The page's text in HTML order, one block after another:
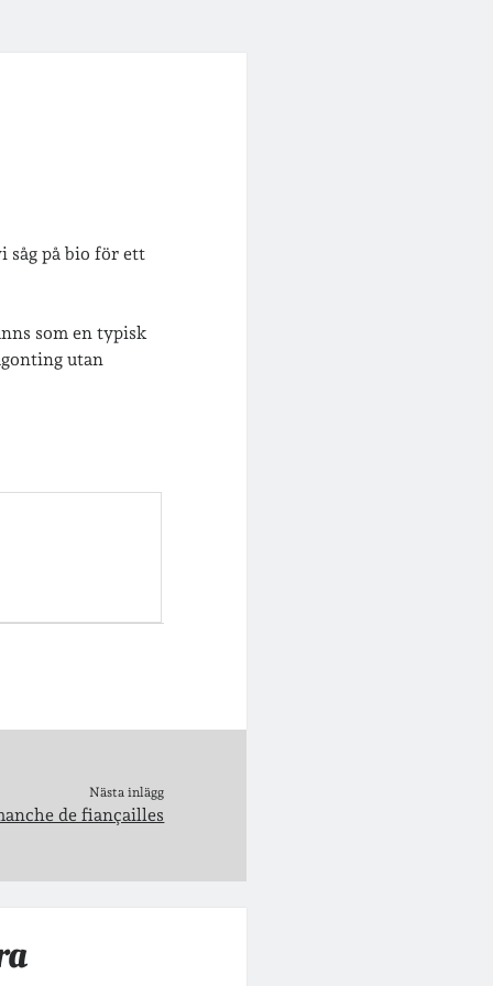
såg på bio för ett
som en typisk
utan
Nästa inlägg
de fiançailles